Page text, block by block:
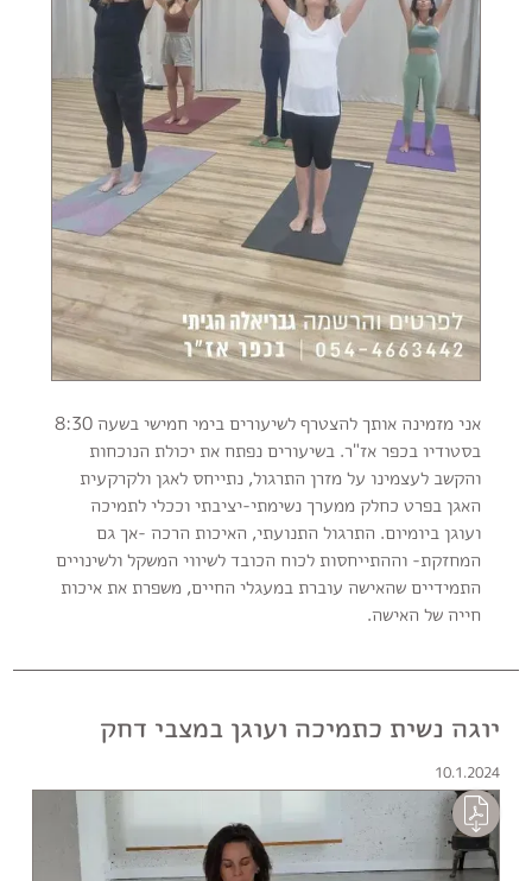
אני מזמינה אותך להצטרף לשיעורים בימי חמישי בשעה 8:30
בסטודיו בכפר אז"ר. בשיעורים נפתח את יכולת הנוכחות
והקשב לעצמינו על מזרן התרגול, נתייחס לאגן ולקרקעית
האגן בפרט כחלק ממערך נשימתי-יציבתי וככלי לתמיכה
ועוגן ביומיום. התרגול התנועתי, האיכות הרכה -אך גם
המחזקת- וההתייחסות לכוח הכובד לשיווי המשקל ולשינויים
התמידיים שהאישה עוברת במעגלי החיים, משפרת את איכות
חייה של האישה.
יוגה נשית כתמיכה ועוגן במצבי דחק
10.1.2024